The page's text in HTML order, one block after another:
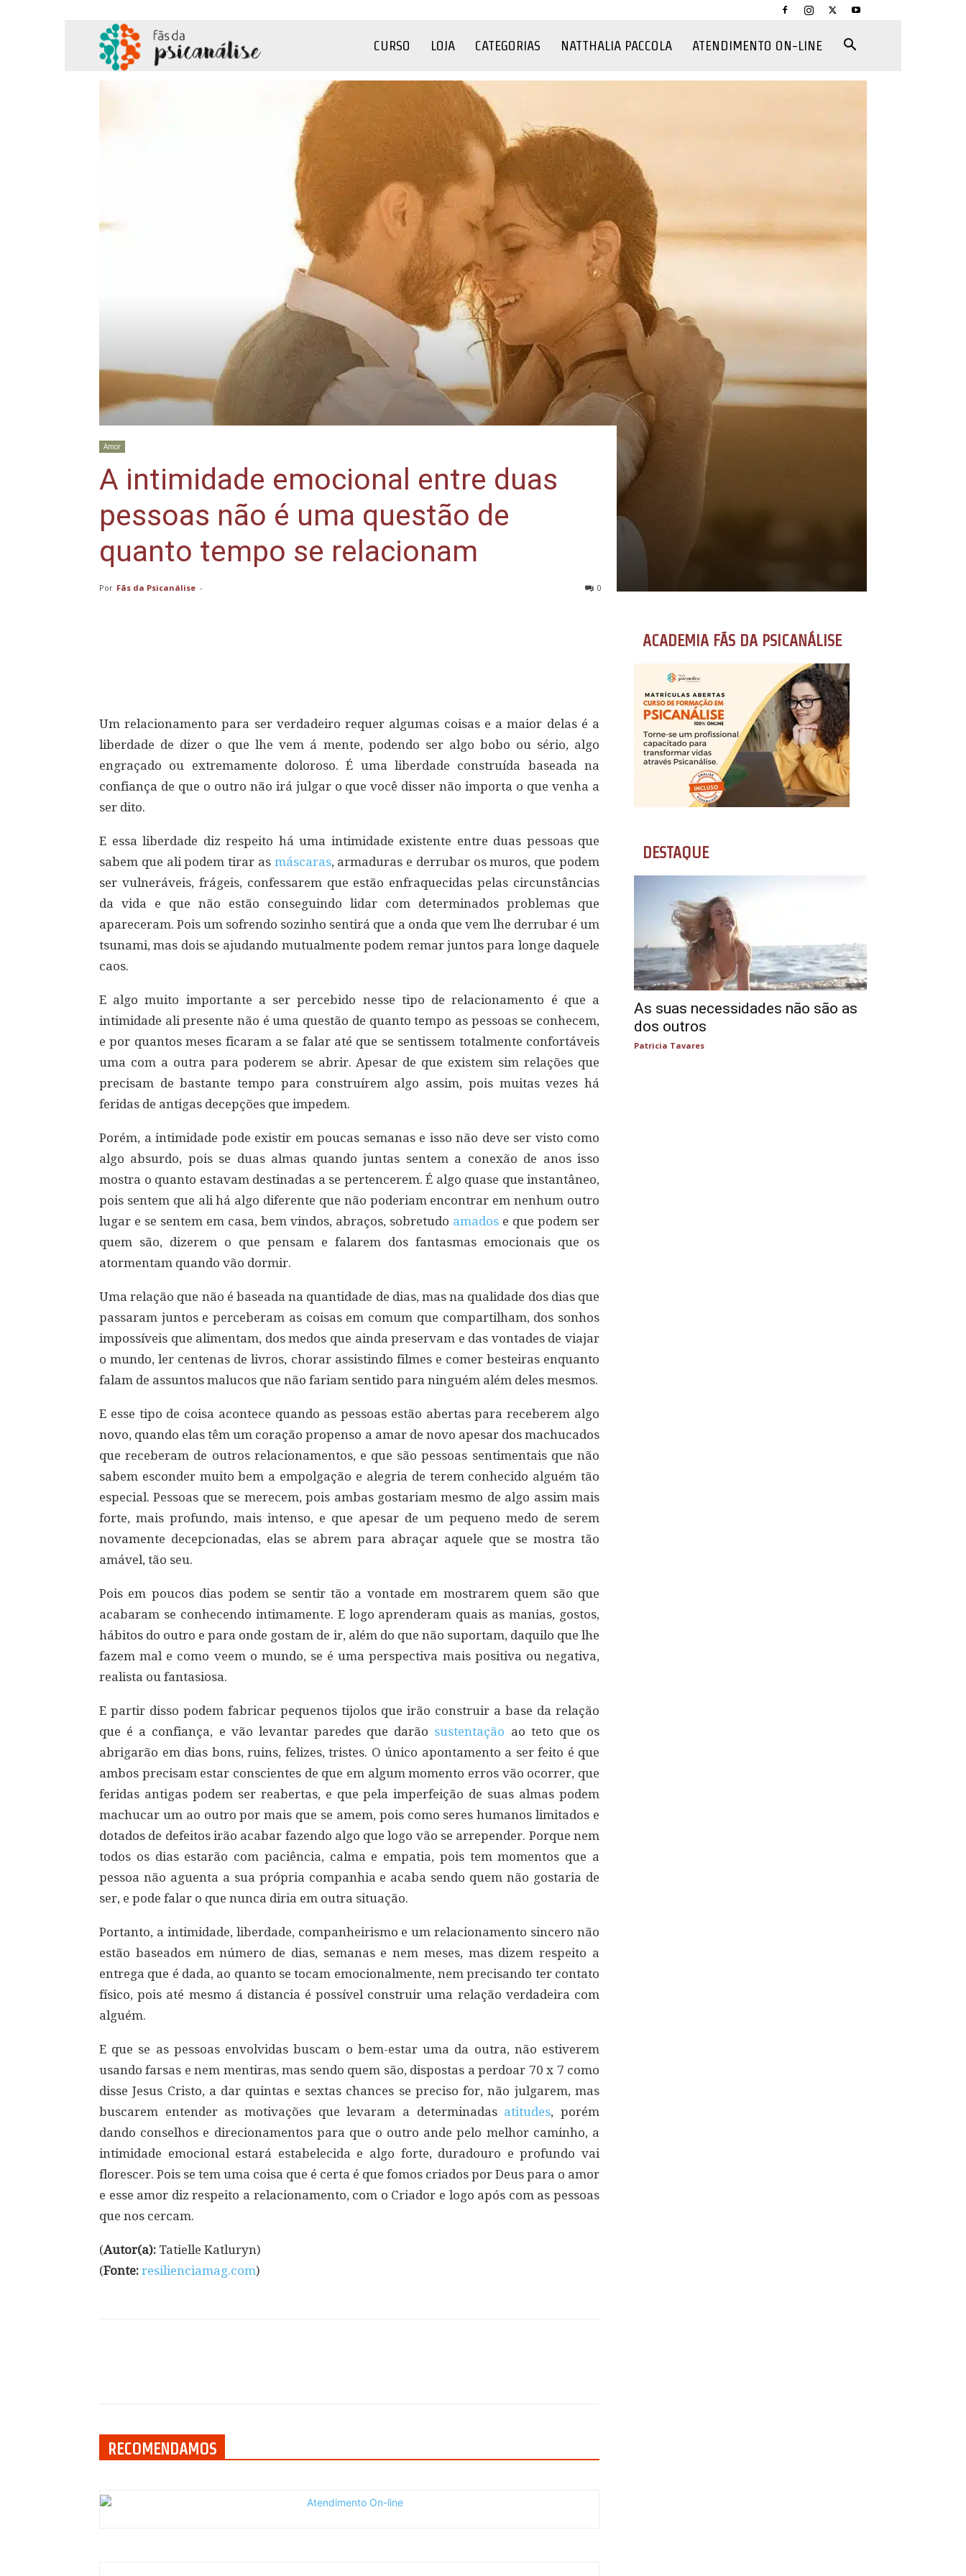
Psicanálise
CURSO LOJA CATEGORIAS NATTHALIA PACCOLA ATENDIMENTO ON-LINE
Amor
A intimidade emocional entre duas
pessoas não é uma questão de
quanto tempo se relacionam
Por Fãs da Psicanálise - 0
Um relacionamento para ser verdadeiro requer algumas coisas e a maior delas é a
liberdade de dizer o que lhe vem á mente, podendo ser algo bobo ou sério, algo
engraçado ou extremamente doloroso. É uma liberdade construída baseada na
confiança de que o outro não irá julgar o que você disser não importa o que venha a
ser dito.
E essa liberdade diz respeito há uma intimidade existente entre duas pessoas que
sabem que ali podem tirar as máscaras, armaduras e derrubar os muros, que podem
ser vulneráveis, frágeis, confessarem que estão enfraquecidas pelas circunstâncias
da vida e que não estão conseguindo lidar com determinados problemas que
apareceram. Pois um sofrendo sozinho sentirá que a onda que vem lhe derrubar é um
tsunami, mas dois se ajudando mutualmente podem remar juntos para longe daquele
caos.
E algo muito importante a ser percebido nesse tipo de relacionamento é que a
intimidade ali presente não é uma questão de quanto tempo as pessoas se conhecem,
e por quantos meses ficaram a se falar até que se sentissem totalmente confortáveis
uma com a outra para poderem se abrir. Apesar de que existem sim relações que
precisam de bastante tempo para construírem algo assim, pois muitas vezes há
feridas de antigas decepções que impedem.
Porém, a intimidade pode existir em poucas semanas e isso não deve ser visto como
algo absurdo, pois se duas almas quando juntas sentem a conexão de anos isso
mostra o quanto estavam destinadas a se pertencerem. É algo quase que instantâneo,
pois sentem que ali há algo diferente que não poderiam encontrar em nenhum outro
lugar e se sentem em casa, bem vindos, abraços, sobretudo amados e que podem ser
quem são, dizerem o que pensam e falarem dos fantasmas emocionais que os
atormentam quando vão dormir.
Uma relação que não é baseada na quantidade de dias, mas na qualidade dos dias que
passaram juntos e perceberam as coisas em comum que compartilham, dos sonhos
impossíveis que alimentam, dos medos que ainda preservam e das vontades de viajar
o mundo, ler centenas de livros, chorar assistindo filmes e comer besteiras enquanto
falam de assuntos malucos que não fariam sentido para ninguém além deles mesmos.
E esse tipo de coisa acontece quando as pessoas estão abertas para receberem algo
novo, quando elas têm um coração propenso a amar de novo apesar dos machucados
que receberam de outros relacionamentos, e que são pessoas sentimentais que não
sabem esconder muito bem a empolgação e alegria de terem conhecido alguém tão
especial. Pessoas que se merecem, pois ambas gostariam mesmo de algo assim mais
forte, mais profundo, mais intenso, e que apesar de um pequeno medo de serem
novamente decepcionadas, elas se abrem para abraçar aquele que se mostra tão
amável, tão seu.
Pois em poucos dias podem se sentir tão a vontade em mostrarem quem são que
acabaram se conhecendo intimamente. E logo aprenderam quais as manias, gostos,
hábitos do outro e para onde gostam de ir, além do que não suportam, daquilo que lhe
fazem mal e como veem o mundo, se é uma perspectiva mais positiva ou negativa,
realista ou fantasiosa.
E partir disso podem fabricar pequenos tijolos que irão construir a base da relação
que é a confiança, e vão levantar paredes que darão sustentação ao teto que os
abrigarão em dias bons, ruins, felizes, tristes. O único apontamento a ser feito é que
ambos precisam estar conscientes de que em algum momento erros vão ocorrer, que
feridas antigas podem ser reabertas, e que pela imperfeição de suas almas podem
machucar um ao outro por mais que se amem, pois como seres humanos limitados e
dotados de defeitos irão acabar fazendo algo que logo vão se arrepender. Porque nem
todos os dias estarão com paciência, calma e empatia, pois tem momentos que a
pessoa não aguenta a sua própria companhia e acaba sendo quem não gostaria de
ser, e pode falar o que nunca diria em outra situação.
Portanto, a intimidade, liberdade, companheirismo e um relacionamento sincero não
estão baseados em número de dias, semanas e nem meses, mas dizem respeito a
entrega que é dada, ao quanto se tocam emocionalmente, nem precisando ter contato
físico, pois até mesmo á distancia é possível construir uma relação verdadeira com
alguém.
E que se as pessoas envolvidas buscam o bem-estar uma da outra, não estiverem
usando farsas e nem mentiras, mas sendo quem são, dispostas a perdoar 70 x 7 como
disse Jesus Cristo, a dar quintas e sextas chances se preciso for, não julgarem, mas
buscarem entender as motivações que levaram a determinadas atitudes, porém
dando conselhos e direcionamentos para que o outro ande pelo melhor caminho, a
intimidade emocional estará estabelecida e algo forte, duradouro e profundo vai
florescer. Pois se tem uma coisa que é certa é que fomos criados por Deus para o amor
e esse amor diz respeito a relacionamento, com o Criador e logo após com as pessoas
que nos cercam.
(Autor(a): Tatielle Katluryn)
(Fonte: resilienciamag.com)
RECOMENDAMOS
ACADEMIA FÃS DA PSICANÁLISE
DESTAQUE
As suas necessidades não são as
dos outros
Patricia Tavares